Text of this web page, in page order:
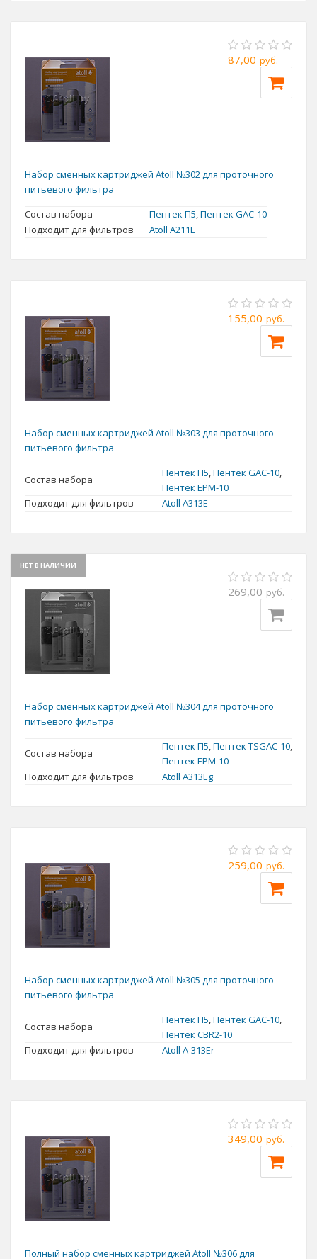
87,00 руб.
Набор сменных картриджей Atoll №302 для проточного
питьевого фильтра
Состав набора
Пентек П5 Пентек GAC-10
Подходит для фильтров
Atoll А211E
155,00 руб.
Набор сменных картриджей Atoll №303 для проточного
питьевого фильтра
Состав набора
Пентек П5 Пентек GAC-10
Пентек EPM-10
Подходит для фильтров
Atoll A313E
НЕТ В НАЛИЧИИ
269,00 руб.
Набор сменных картриджей Atoll №304 для проточного
питьевого фильтра
Состав набора
Пентек П5 Пентек TSGAC-10
Пентек EPM-10
Подходит для фильтров
Atoll А313Eg
259,00 руб.
Набор сменных картриджей Atoll №305 для проточного
питьевого фильтра
Состав набора
Пентек П5 Пентек GAC-10
Пентек CBR2-10
Подходит для фильтров
Atoll А-313Er
349,00 руб.
Полный набор сменных картриджей Atoll №306 для